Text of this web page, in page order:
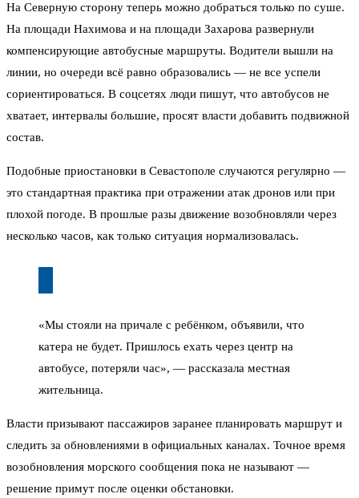
На Северную сторону теперь можно добраться только по суше.
На площади Нахимова и на площади Захарова развернули
компенсирующие автобусные маршруты. Водители вышли на
линии, но очереди всё равно образовались — не все успели
сориентироваться. В соцсетях люди пишут, что автобусов не
хватает, интервалы большие, просят власти добавить подвижной
состав.
Подобные приостановки в Севастополе случаются регулярно —
это стандартная практика при отражении атак дронов или при
плохой погоде. В прошлые разы движение возобновляли через
несколько часов, как только ситуация нормализовалась.
«Мы стояли на причале с ребёнком, объявили, что
катера не будет. Пришлось ехать через центр на
автобусе, потеряли час», — рассказала местная
жительница.
Власти призывают пассажиров заранее планировать маршрут и
следить за обновлениями в официальных каналах. Точное время
возобновления морского сообщения пока не называют —
решение примут после оценки обстановки.